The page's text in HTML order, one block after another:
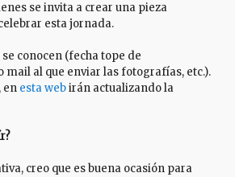
se invita a crear una pieza
esta jornada.
conocen (fecha tope de
mail al que enviar las fotografías, etc.).
en esta webirán actualizando la
creo que es buena ocasión para